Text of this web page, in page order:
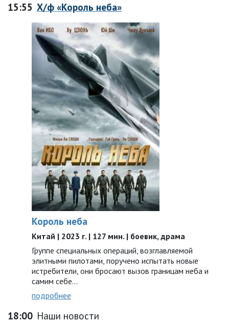
15:55 Х/ф «Король неба»
Король неба
Китай | 2023 г. | 127 мин. | боевик, драма
Группе специальных операций, возглавляемой
элитными пилотами, поручено испытать новые
истребители, они бросают вызов границам неба и
самим себе…
подробнее
18:00 Наши новости